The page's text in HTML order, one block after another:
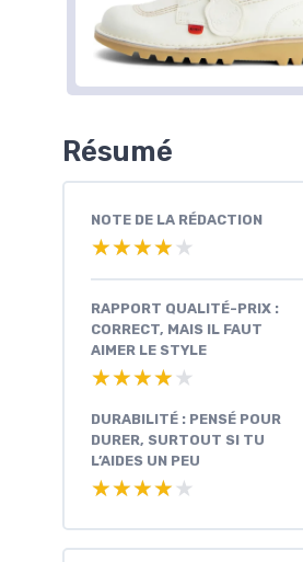
Résumé
NOTE DE LA RÉDACTION
★★★★★
★★★★★
RAPPORT QUALITÉ-PRIX :
CORRECT, MAIS IL FAUT
AIMER LE STYLE
★★★★★
★★★★★
DURABILITÉ : PENSÉ POUR
DURER, SURTOUT SI TU
L’AIDES UN PEU
★★★★★
★★★★★